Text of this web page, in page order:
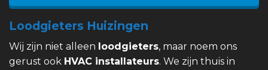
Loodgieters Huizingen
Wij zijn niet alleen loodgieters, maar noem ons
gerust ook HVAC installateurs. We zijn thuis in